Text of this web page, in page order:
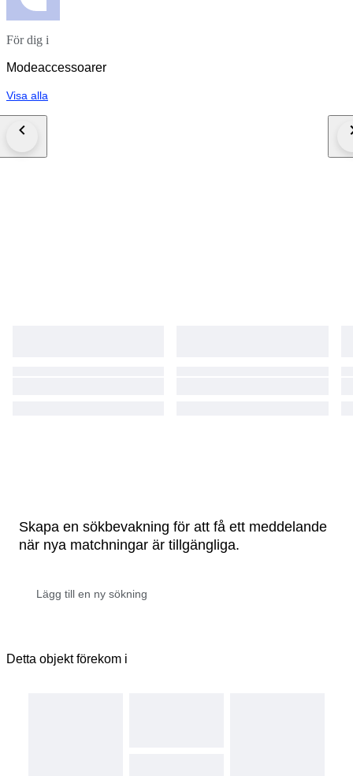
För dig i
Modeaccessoarer
Visa alla
Skapa en sökbevakning för att få ett meddelande
när nya matchningar är tillgängliga.
Detta objekt förekom i